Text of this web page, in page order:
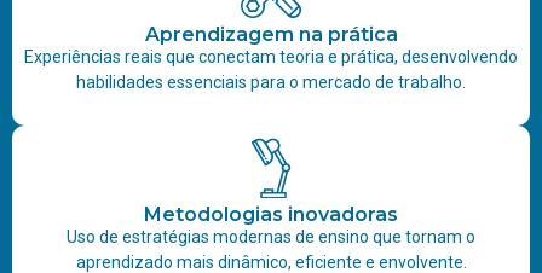
Aprendizagem na prática
Experiências reais que conectam teoria e prática, desenvolvendo
habilidades essenciais para o mercado de trabalho.
Metodologias inovadoras
Uso de estratégias modernas de ensino que tornam o
aprendizado mais dinâmico, eficiente e envolvente.